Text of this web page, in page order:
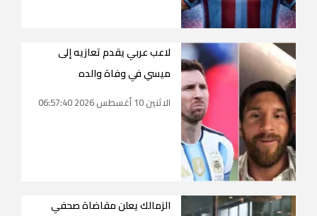
لاعب عربي يقدم تعازيه إلى
ميسي في وفاة والده
الاثنين 10 أغسطس 2026 06:57:40
الزمالك يعلن مقاضاة صحفي